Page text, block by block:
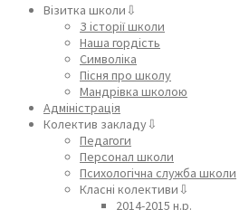
Візитка школи⇩
З історії школи
Наша гордість
Символіка
Пісня про школу
Мандрівка школою
Адміністрація
Колектив закладу⇩
Педагоги
Персонал школи
Психологічна служба школи
Класні колективи⇩
2014-2015 н.р.